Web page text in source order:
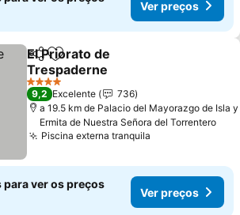
Ver preços
PartilharAdicionar aos favoritos
El Priorato de
Trespaderne
4 Estrelas
9,2 Excelente
736
a 19.5 km de Palacio del Mayorazgo de Isla y
Ermita de Nuestra Señora del Torrentero
Piscina externa tranquila
para ver os preços
Ver preços